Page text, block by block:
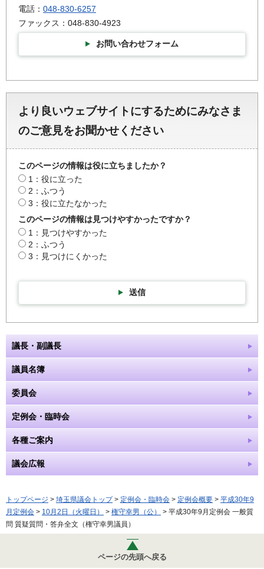
電話： 048-830-6257
ファックス：048-830-4923
お問い合わせフォーム
より良いウェブサイトにするためにみなさま
のご意見をお聞かせください
このページの情報は役に立ちましたか？
1：役に立った
2：ふつう
3：役に立たなかった
このページの情報は見つけやすかったですか？
1：見つけやすかった
2：ふつう
3：見つけにくかった
送信
議長・副議長
議員名簿
委員会
定例会・臨時会
各種ご案内
議会広報
トップページ > 埼玉県議会トップ> 定例会・臨時会 > 定例会概要 > 平成30年9
月定例会 > 10月2日（火曜日） > 権守幸男（公）
> 平成30年9月定例会 一般質
問 質疑質問・答弁全文（権守幸男議員）
ページの先頭へ戻る